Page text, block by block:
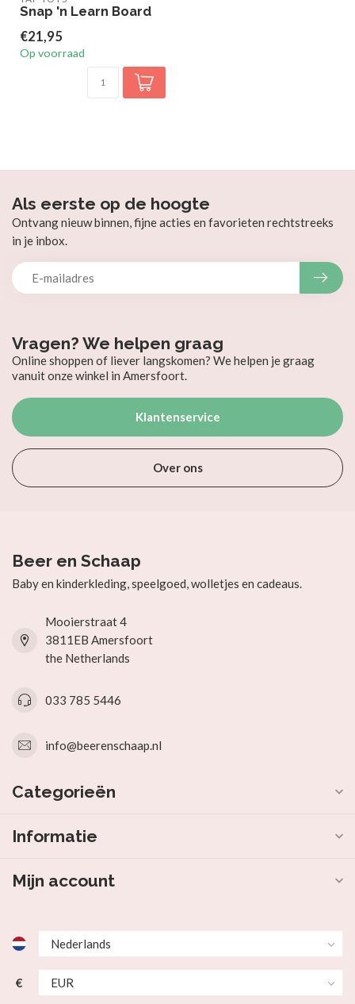
Snap 'n Learn Board
€21,95
Op voorraad
Vragen? We helpen graag
Online shoppen of liever langskomen? We helpen je graag
vanuit onze winkel in Amersfoort.
Klantenservice
Over ons
Als eerste op de hoogte
Ontvang nieuw binnen, fijne acties en favorieten rechtstreeks
in je inbox.
Beer en Schaap
Baby en kinderkleding, speelgoed, wolletjes en cadeaus.
Mooierstraat 4
3811EB Amersfoort
the Netherlands
033 785 5446
info@beerenschaap.nl
Categorieën
Informatie
Mijn account
€